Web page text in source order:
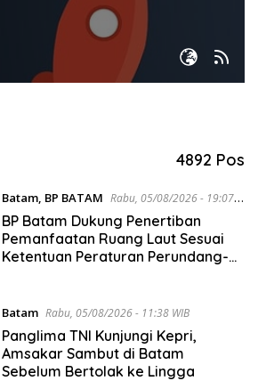
4892 Pos
Batam, BP BATAM Rabu, 05/08/2026 - 19:07
WIB
BP Batam Dukung Penertiban
Pemanfaatan Ruang Laut Sesuai
Ketentuan Peraturan Perundang-
Batam Rabu, 05/08/2026 - 11:38 WIB
Panglima TNI Kunjungi Kepri,
Amsakar Sambut di Batam
Sebelum Bertolak ke Lingga